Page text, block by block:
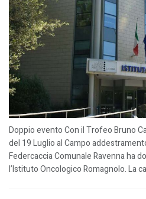
Doppio evento Con il Trofeo Bruno
del 19 Luglio al Campo
Federcaccia Comunale Ravenna ha
l’Istituto Oncologico Romagnolo. La